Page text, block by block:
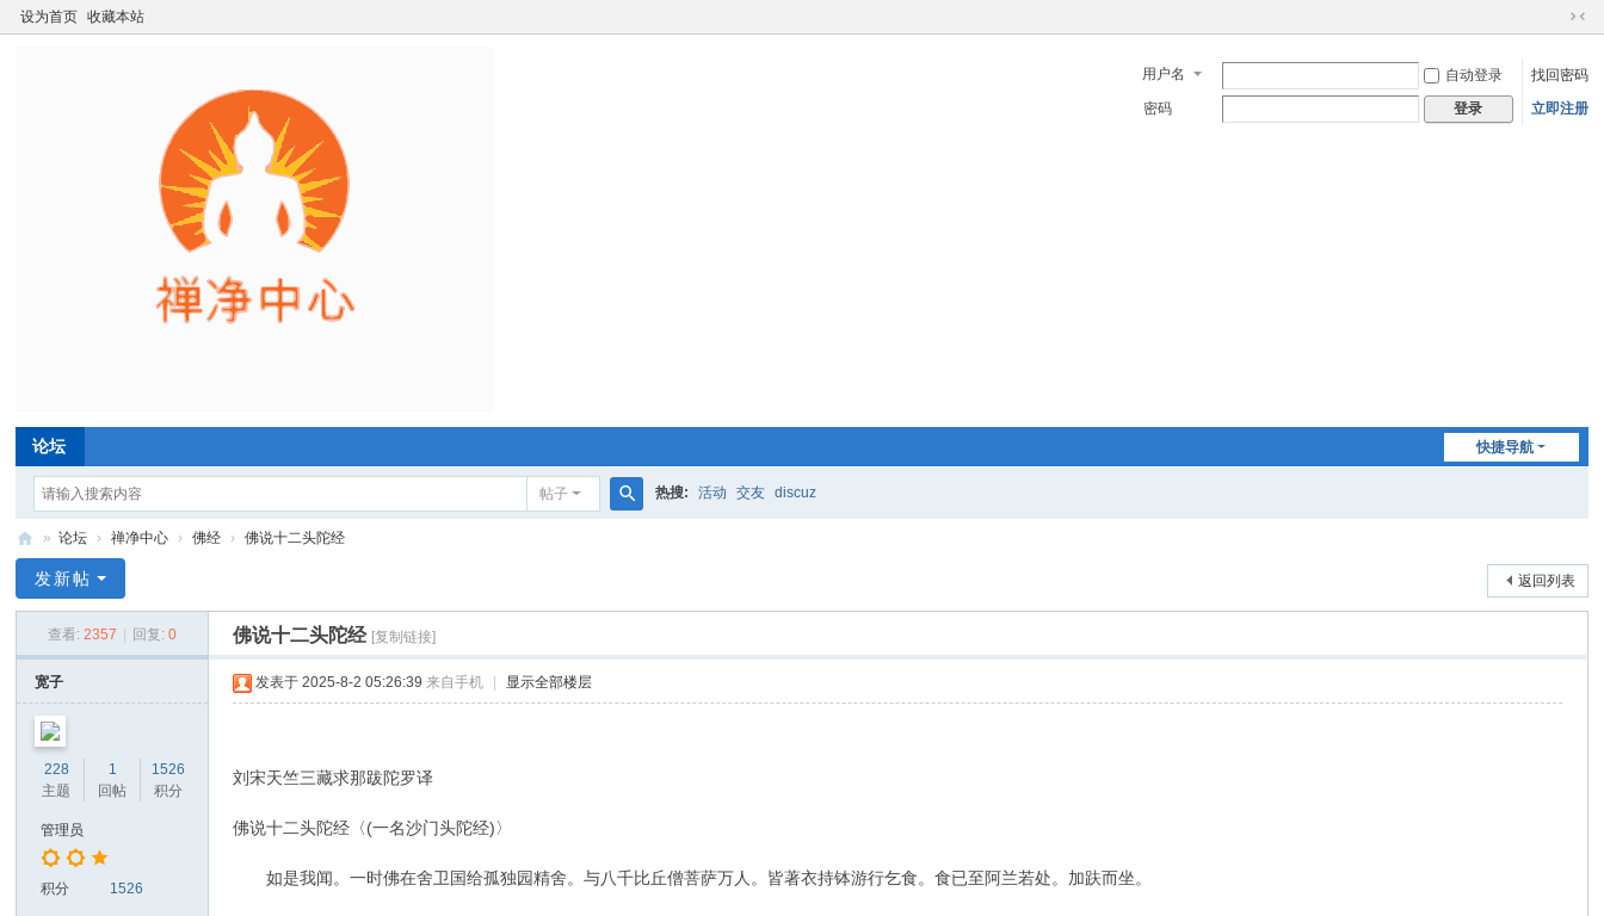
设为首页 收藏本站
切
到
窄
用户名 自动登录
找回密码
密码
登录 立即注册
快捷导航
论坛
帖子 热搜: 活动 交友 discuz
净
心
» 论坛 › 禅净中心 › 佛经 › 佛说十二头陀经
返回列表
发新帖
查看: 2357 回复: 0 佛说十二头陀经 [复制链接]
宽子
228
主题
1
回帖
1526
积分
管理员
积分 1526
发表于 2025-8-2 05:26:39 来自手机 显示全部楼层
刘宋天竺三藏求那跋陀罗译
佛说十二头陀经〈(一名沙门头陀经)〉
如是我闻。一时佛在舍卫国给孤独园精舍。与八千比丘僧菩萨万人。皆著衣持钵游行乞食。食已至阿兰若处。加趺而坐。